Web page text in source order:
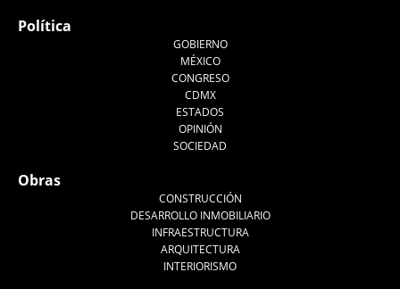
Política
GOBIERNO
MÉXICO
CONGRESO
CDMX
ESTADOS
OPINIÓN
SOCIEDAD
Obras
CONSTRUCCIÓN
DESARROLLO INMOBILIARIO
INFRAESTRUCTURA
ARQUITECTURA
INTERIORISMO